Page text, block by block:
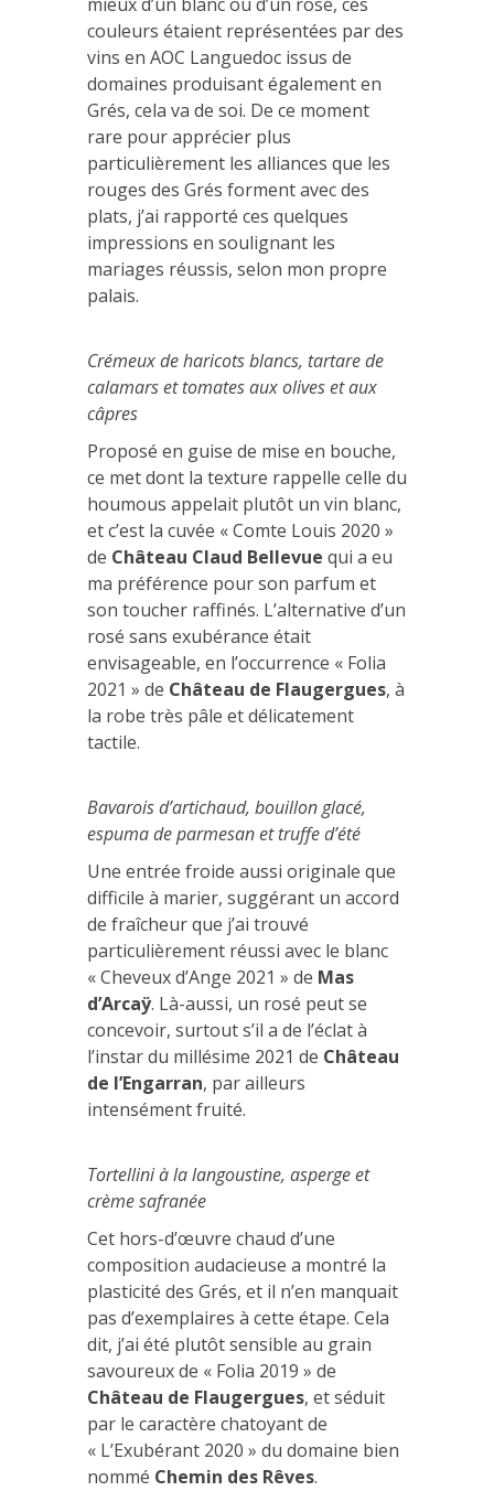
couleurs étaient représentées par des
vins en AOC Languedoc issus de
domaines produisant également en
Grés, cela va de soi. De ce moment
rare pour apprécier plus
particulièrement les alliances que les
rouges des Grés forment avec des
plats, j’ai rapporté ces quelques
impressions en soulignant les
mariages réussis, selon mon propre
palais.
Crémeux de haricots blancs, tartare de
calamars et tomates aux olives et aux
câpres
Proposé en guise de mise en bouche,
ce met dont la texture rappelle celle du
houmous appelait plutôt un vin blanc,
et c’est la cuvée « Comte Louis 2020 »
de Château Claud Bellevue qui a eu
ma préférence pour son parfum et
son toucher raffinés. L’alternative d’un
rosé sans exubérance était
envisageable, en l’occurrence « Folia
2021 » de Château de Flaugergues, à
la robe très pâle et délicatement
tactile.
Bavarois d’artichaud, bouillon glacé,
espuma de parmesan et truffe d’été
Une entrée froide aussi originale que
difficile à marier, suggérant un accord
de fraîcheur que j’ai trouvé
particulièrement réussi avec le blanc
« Cheveux d’Ange 2021 » de Mas
d’Arcaÿ. Là-aussi, un rosé peut se
concevoir, surtout s’il a de l’éclat à
l’instar du millésime 2021 de Château
de l’Engarran, par ailleurs
intensément fruité.
Tortellini à la langoustine, asperge et
crème safranée
Cet hors-d’œuvre chaud d’une
composition audacieuse a montré la
plasticité des Grés, et il n’en manquait
pas d’exemplaires à cette étape. Cela
dit, j’ai été plutôt sensible au grain
savoureux de « Folia 2019 » de
Château de Flaugergues, et séduit
par le caractère chatoyant de
« L’Exubérant 2020 » du domaine bien
nommé Chemin des Rêves.